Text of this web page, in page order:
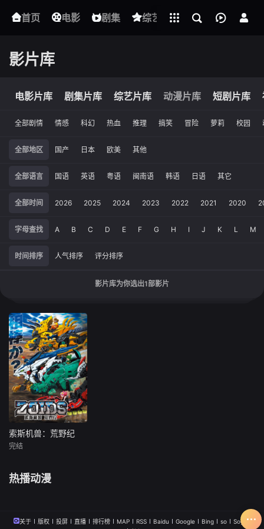
首页 电影 剧集 综艺 动漫 短剧
下载客户端
影片库
电影片库 剧集片库 综艺片库 动漫片库 短剧片库
全部剧情 情感 科幻 热血 推理 搞笑 冒险 萝莉 校园
全部地区 国产 日本 欧美 其他
全部语言 国语 英语 粤语 闽南语 韩语 日语 其它
全部时间 2026 2025 2024 2023 2022 2021 2020
字母查找 A B C D E F G H I J K L M
时间排序 人气排序 评分排序
影片库为你选出1部影片
索斯机兽：荒野纪
机兽ZOIDS是先古
古猛兽的外形和复
索斯机兽：荒野纪
完结
热播动漫
关于 版权 投屏 直播 排行榜 MAP RSS Baidu Google Bing so
Sogou